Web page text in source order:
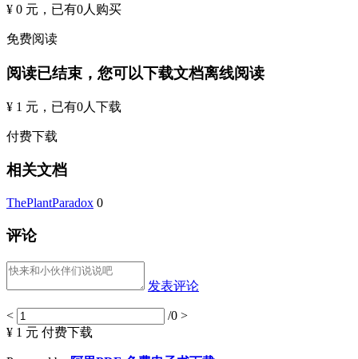
¥ 0 元 ，已有0人购买
免费阅读
阅读已结束，您可以下载文档离线阅读
¥ 1 元 ，已有0人下载
付费下载
相关文档
ThePlantParadox 0
评论
发表评论
< /0 >
¥ 1 元 付费下载